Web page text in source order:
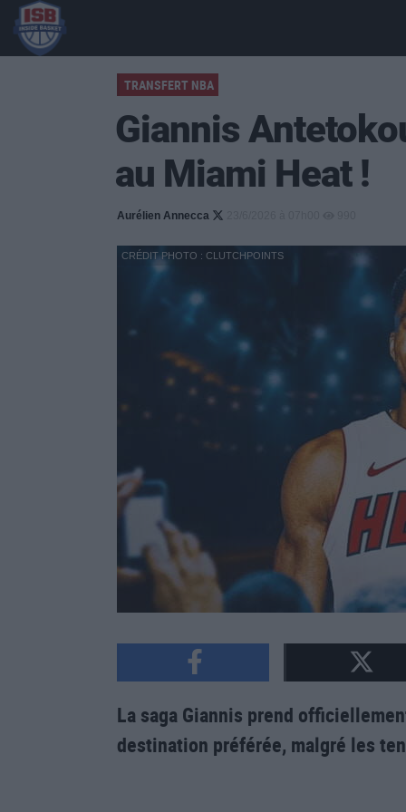
TRANSFERT NBA
Giannis
au Miami Heat !
Aurélien Annecca
CRÉDIT PHOTO : CLUTCHPOINTS
La saga Giannis prend
destination préférée, malgré les